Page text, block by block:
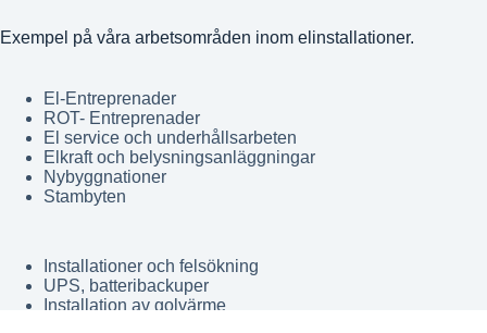
Exempel på våra arbetsområden inom elinstallationer.
El-Entreprenader
ROT- Entreprenader
El service och underhållsarbeten
Elkraft och belysningsanläggningar
Nybyggnationer
Stambyten
Installationer och felsökning
UPS, batteribackuper
Installation av golvärme